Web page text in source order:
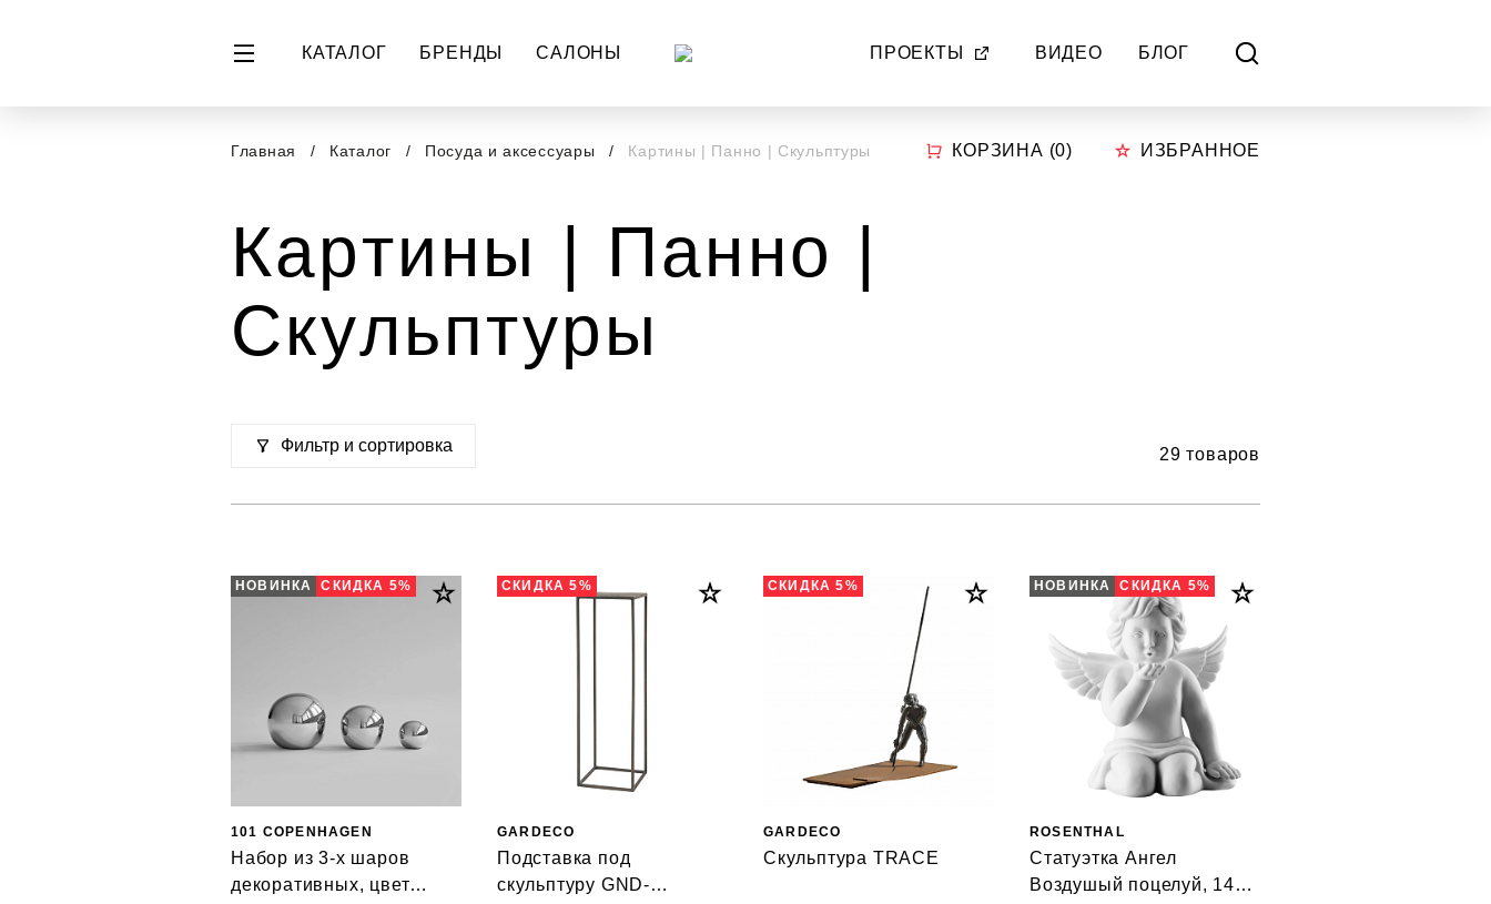
КАТАЛОГ БРЕНДЫ САЛОНЫ ПРОЕКТЫ ВИДЕО БЛОГ
Главная Каталог Посуда и аксессуары Картины | Панно | Скульптуры КОРЗИНА (0) ИЗБРАННОЕ
Картины | Панно |
Скульптуры
Фильтр и сортировка 29 товаров
НОВИНКА СКИДКА 5%
101 COPENHAGEN
Набор из 3-х шаров
декоративных, цвет
СКИДКА 5%
GARDECO
Подставка под
скульптуру GND-
СКИДКА 5%
GARDECO
Скульптура TRACE
НОВИНКА СКИДКА 5%
ROSENTHAL
Статуэтка Ангел
Воздушый поцелуй, 14